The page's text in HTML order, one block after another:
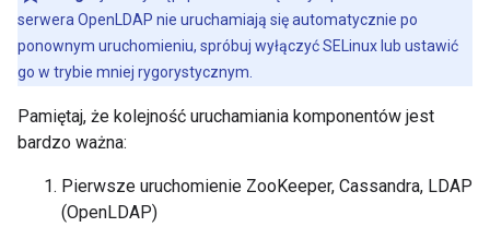
serwera OpenLDAP nie uruchamiają się automatycznie po
ponownym uruchomieniu, spróbuj wyłączyć SELinux lub ustawić
go w trybie mniej rygorystycznym.
Pamiętaj, że kolejność uruchamiania komponentów jest
bardzo ważna:
Pierwsze uruchomienie ZooKeeper, Cassandra, LDAP
(OpenLDAP)